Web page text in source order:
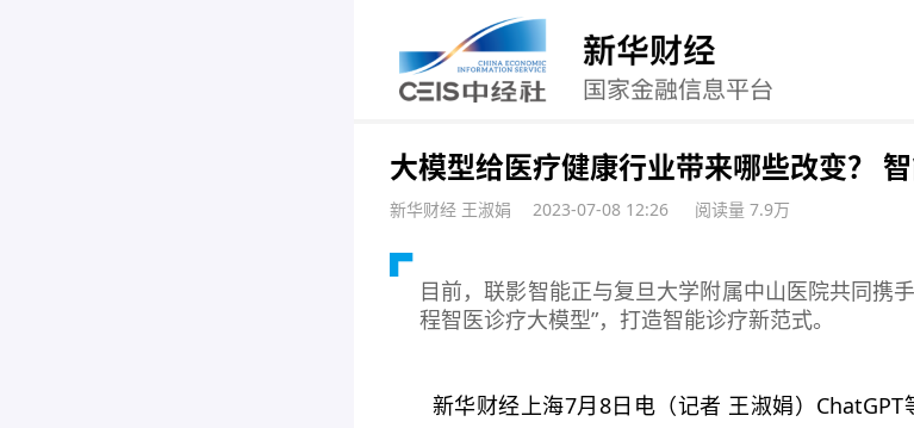
大模型给医疗健康行业带来哪些改变？
新华财经 王淑娟 2023-07-08 12:26 阅读量 7.9万
目前，联影智能正与复旦大学附属中山医院共同携
程智医诊疗大模型”，打造智能诊疗新范式。
新华财经上海7月8日电（记者 王淑娟）